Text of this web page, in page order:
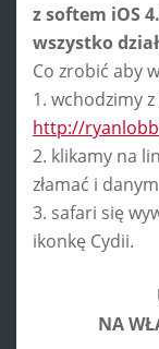
z softem iOS
wszystko
Co zrobić aby
1. wchodzimy
http://
2. klikamy na
złamać i
3. safari się
ikonkę Cydii.
NA